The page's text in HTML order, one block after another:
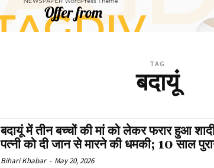
TAG
बदायूं
बदायूं में तीन बच्चों की मां को लेकर फरार हुआ
पत्नी को दी जान से मारने की धमकी; 10 साल
Bihari Khabar - May 20, 2026